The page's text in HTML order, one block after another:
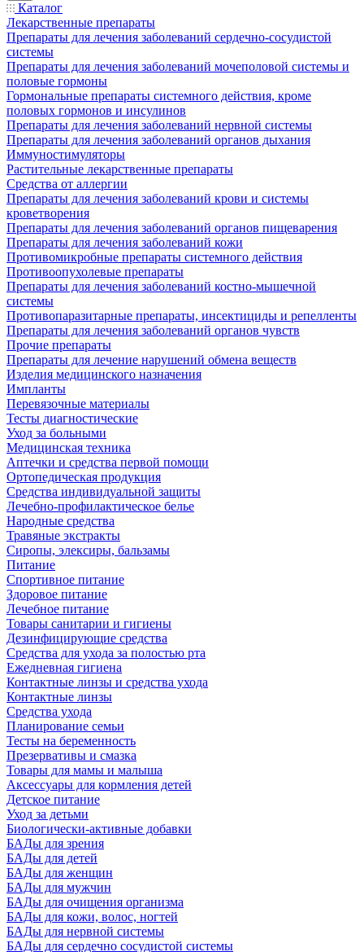
Каталог
Лекарственные препараты
Препараты для лечения заболеваний сердечно-сосудистой
системы
Препараты для лечения заболеваний мочеполовой системы и
половые гормоны
Гормональные препараты системного действия, кроме
половых гормонов и инсулинов
Препараты для лечения заболеваний нервной системы
Препараты для лечения заболеваний органов дыхания
Иммуностимуляторы
Растительные лекарственные препараты
Средства от аллергии
Препараты для лечения заболеваний крови и системы
кроветворения
Препараты для лечения заболеваний органов пищеварения
Препараты для лечения заболеваний кожи
Противомикробные препараты системного действия
Противоопухолевые препараты
Препараты для лечения заболеваний костно-мышечной
системы
Противопаразитарные препараты, инсектициды и репелленты
Препараты для лечения заболеваний органов чувств
Прочие препараты
Препараты для лечение нарушений обмена веществ
Изделия медицинского назначения
Импланты
Перевязочные материалы
Тесты диагностические
Уход за больными
Медицинская техника
Аптечки и средства первой помощи
Ортопедическая продукция
Средства индивидуальной защиты
Лечебно-профилактическое белье
Народные средства
Травяные экстракты
Сиропы, элексиры, бальзамы
Питание
Спортивное питание
Здоровое питание
Лечебное питание
Товары санитарии и гигиены
Дезинфицирующие средства
Средства для ухода за полостью рта
Ежедневная гигиена
Контактные линзы и средства ухода
Контактные линзы
Средства ухода
Планирование семьи
Тесты на беременность
Презервативы и смазка
Товары для мамы и малыша
Аксессуары для кормления детей
Детское питание
Уход за детьми
Биологически-активные добавки
БАДы для зрения
БАДы для детей
БАДы для женщин
БАДы для мужчин
БАДы для очищения организма
БАДы для кожи, волос, ногтей
БАДы для нервной системы
БАДы для сердечно сосудистой системы